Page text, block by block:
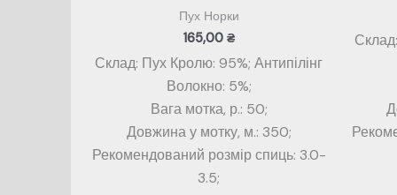
Пух Норки
165,00 ₴
Склад: Пух Кролю: 95%; Антипілінг
Волокно: 5%;
Вага мотка, р.: 50;
Довжина у мотку, м.: 350;
Рекомендований розмір спиць: 3.0-
3.5;